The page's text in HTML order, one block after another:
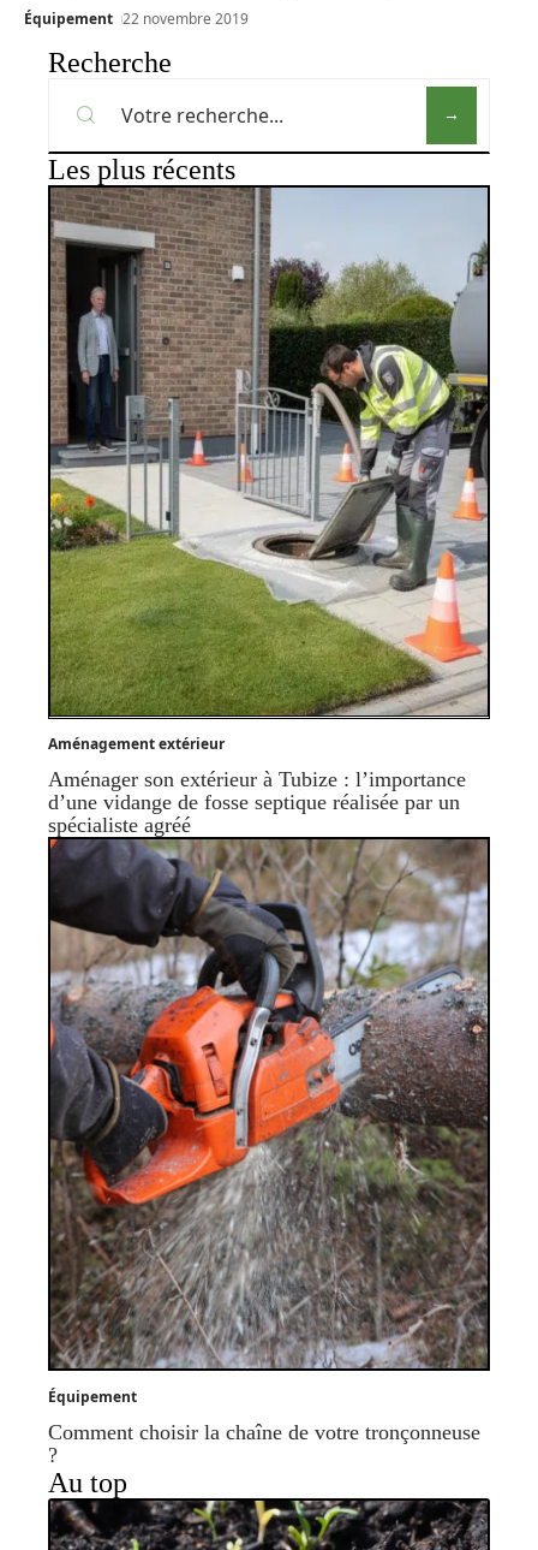
Équipement 22 novembre 2019
Recherche
Les plus récents
Aménagement extérieur
Aménager son extérieur à Tubize : l’importance
d’une vidange de fosse septique réalisée par un
spécialiste agréé
Équipement
Comment choisir la chaîne de votre tronçonneuse
?
Au top